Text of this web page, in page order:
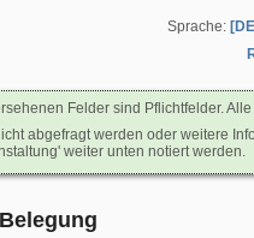
Sprache:
Felder sind Pflichtfelder.
abgefragt werden oder weitere
weiter unten notiert werden.